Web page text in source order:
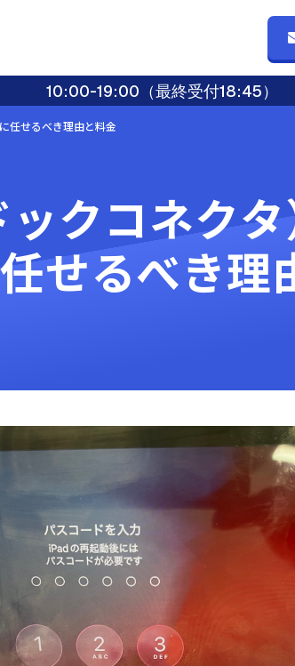
10:00-19:00（最終受付18:45）
任せるべき理由と料金
クコネク
せるべき理